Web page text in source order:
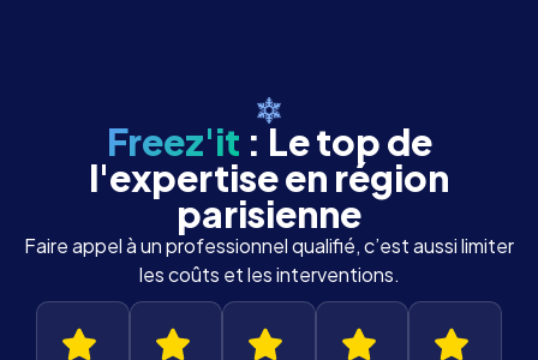
Freez'it : Le top de
l'expertise en région
parisienne
Faire appel à un professionnel qualifié, c’est aussi limiter
les coûts et les interventions.